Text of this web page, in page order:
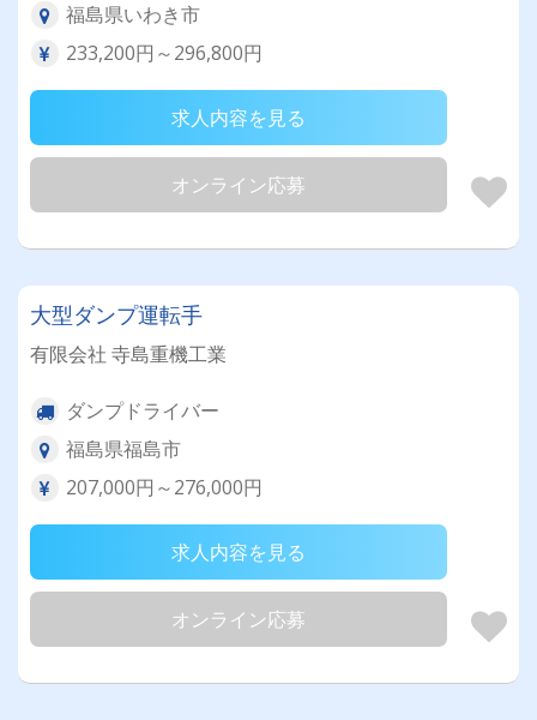
福島県いわき市
233,200円～296,800円
求人内容を見る
オンライン応募
大型ダンプ運転手
有限会社 寺島重機工業
ダンプドライバー
福島県福島市
207,000円～276,000円
求人内容を見る
オンライン応募